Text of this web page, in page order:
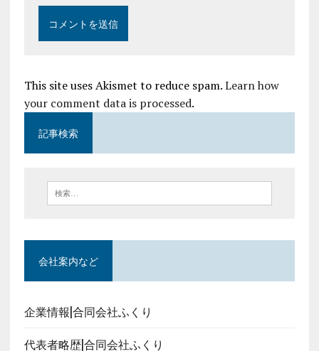
This site uses Akismet to reduce spam.Learn how
your comment data is processed.
記事検索
会社案内など
企業情報|合同会社ふくり
代表者略歴|合同会社ふくり